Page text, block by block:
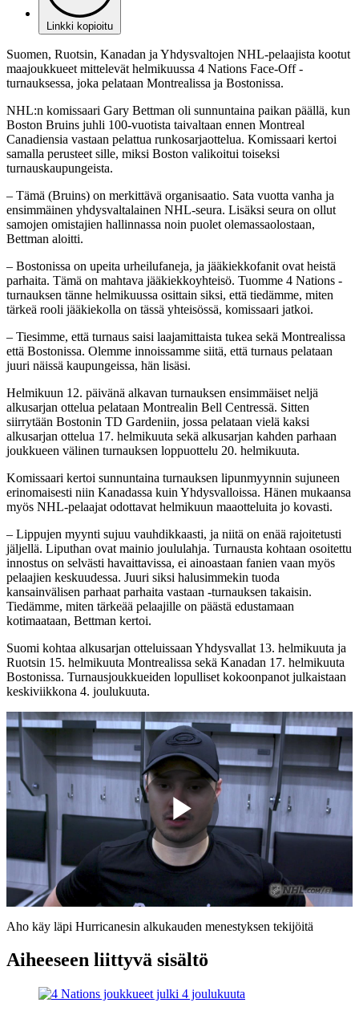
Linkki kopioitu
Suomen, Ruotsin, Kanadan ja Yhdysvaltojen NHL-pelaajista kootut
maajoukkueet mittelevät helmikuussa 4 Nations Face-Off -
turnauksessa, joka pelataan Montrealissa ja Bostonissa.
NHL:n komissaari Gary Bettman oli sunnuntaina paikan päällä, kun
Boston Bruins juhli 100-vuotista taivaltaan ennen Montreal
Canadiensia vastaan pelattua runkosarjaottelua. Komissaari kertoi
samalla perusteet sille, miksi Boston valikoitui toiseksi
turnauskaupungeista.
– Tämä (Bruins) on merkittävä organisaatio. Sata vuotta vanha ja
ensimmäinen yhdysvaltalainen NHL-seura. Lisäksi seura on ollut
samojen omistajien hallinnassa noin puolet olemassaolostaan,
Bettman aloitti.
– Bostonissa on upeita urheilufaneja, ja jääkiekkofanit ovat heistä
parhaita. Tämä on mahtava jääkiekkoyhteisö. Tuomme 4 Nations -
turnauksen tänne helmikuussa osittain siksi, että tiedämme, miten
tärkeä rooli jääkiekolla on tässä yhteisössä, komissaari jatkoi.
– Tiesimme, että turnaus saisi laajamittaista tukea sekä Montrealissa
että Bostonissa. Olemme innoissamme siitä, että turnaus pelataan
juuri näissä kaupungeissa, hän lisäsi.
Helmikuun 12. päivänä alkavan turnauksen ensimmäiset neljä
alkusarjan ottelua pelataan Montrealin Bell Centressä. Sitten
siirrytään Bostonin TD Gardeniin, jossa pelataan vielä kaksi
alkusarjan ottelua 17. helmikuuta sekä alkusarjan kahden parhaan
joukkueen välinen turnauksen loppuottelu 20. helmikuuta.
Komissaari kertoi sunnuntaina turnauksen lipunmyynnin sujuneen
erinomaisesti niin Kanadassa kuin Yhdysvalloissa. Hänen mukaansa
myös NHL-pelaajat odottavat helmikuun maaotteluita jo kovasti.
– Lippujen myynti sujuu vauhdikkaasti, ja niitä on enää rajoitetusti
jäljellä. Liputhan ovat mainio joululahja. Turnausta kohtaan osoitettu
innostus on selvästi havaittavissa, ei ainoastaan fanien vaan myös
pelaajien keskuudessa. Juuri siksi halusimmekin tuoda
kansainvälisen parhaat parhaita vastaan -turnauksen takaisin.
Tiedämme, miten tärkeää pelaajille on päästä edustamaan
kotimaataan, Bettman kertoi.
Suomi kohtaa alkusarjan otteluissaan Yhdysvallat 13. helmikuuta ja
Ruotsin 15. helmikuuta Montrealissa sekä Kanadan 17. helmikuuta
Bostonissa. Turnausjoukkueiden lopulliset kokoonpanot julkaistaan
keskiviikkona 4. joulukuuta.
Play
Video
Aho käy läpi Hurricanesin alkukauden menestyksen tekijöitä
Aiheeseen liittyvä sisältö